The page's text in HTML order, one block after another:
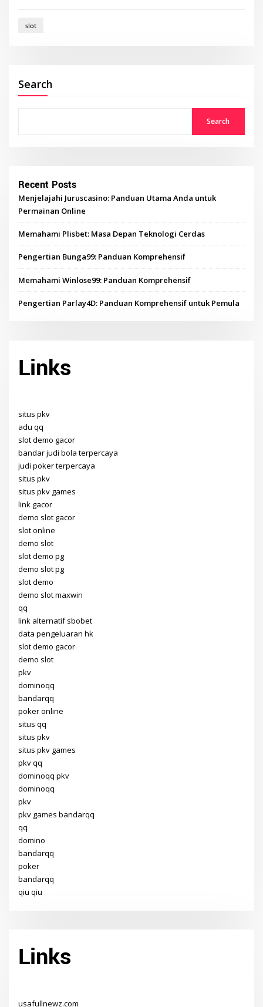
slot
Search
Search
Recent Posts
Menjelajahi Juruscasino: Panduan Utama Anda untuk
Permainan Online
Memahami Plisbet: Masa Depan Teknologi Cerdas
Pengertian Bunga99: Panduan Komprehensif
Memahami Winlose99: Panduan Komprehensif
Pengertian Parlay4D: Panduan Komprehensif untuk Pemula
Links
situs pkv
adu qq
slot demo gacor
bandar judi bola terpercaya
judi poker terpercaya
situs pkv
situs pkv games
link gacor
demo slot gacor
slot online
demo slot
slot demo pg
demo slot pg
slot demo
demo slot maxwin
qq
link alternatif sbobet
data pengeluaran hk
slot demo gacor
demo slot
pkv
dominoqq
bandarqq
poker online
situs qq
situs pkv
situs pkv games
pkv qq
dominoqq pkv
dominoqq
pkv
pkv games bandarqq
qq
domino
bandarqq
poker
bandarqq
qiu qiu
Links
usafullnewz.com